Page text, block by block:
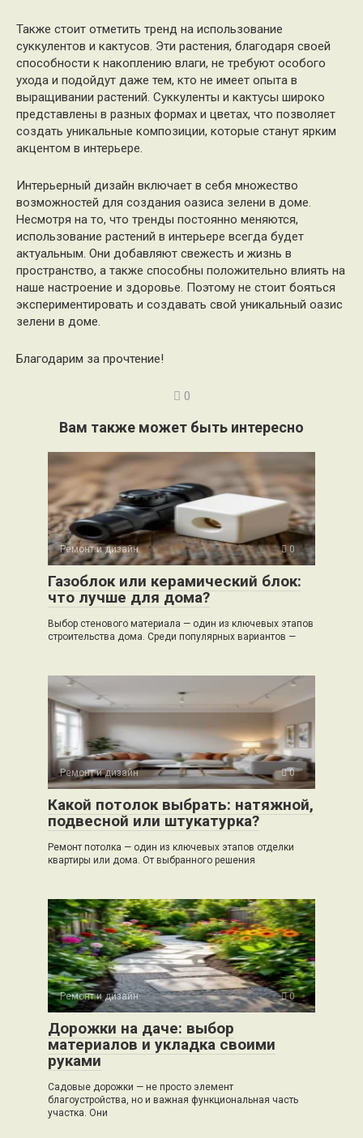
Также стоит отметить тренд на использование
суккулентов и кактусов. Эти растения, благодаря своей
способности к накоплению влаги, не требуют особого
ухода и подойдут даже тем, кто не имеет опыта в
выращивании растений. Суккуленты и кактусы широко
представлены в разных формах и цветах, что позволяет
создать уникальные композиции, которые станут ярким
акцентом в интерьере.
Интерьерный дизайн включает в себя множество
возможностей для создания оазиса зелени в доме.
Несмотря на то, что тренды постоянно меняются,
использование растений в интерьере всегда будет
актуальным. Они добавляют свежесть и жизнь в
пространство, а также способны положительно влиять на
наше настроение и здоровье. Поэтому не стоит бояться
экспериментировать и создавать свой уникальный оазис
зелени в доме.
Благодарим за прочтение!
0
Вам также может быть интересно
Ремонт и дизайн 0
Газоблок или керамический блок:
что лучше для дома?
Выбор стенового материала — один из ключевых этапов
строительства дома. Среди популярных вариантов —
Ремонт и дизайн 0
Какой потолок выбрать: натяжной,
подвесной или штукатурка?
Ремонт потолка — один из ключевых этапов отделки
квартиры или дома. От выбранного решения
Ремонт и дизайн 0
Дорожки на даче: выбор
материалов и укладка своими
руками
Садовые дорожки — не просто элемент
благоустройства, но и важная функциональная часть
участка. Они